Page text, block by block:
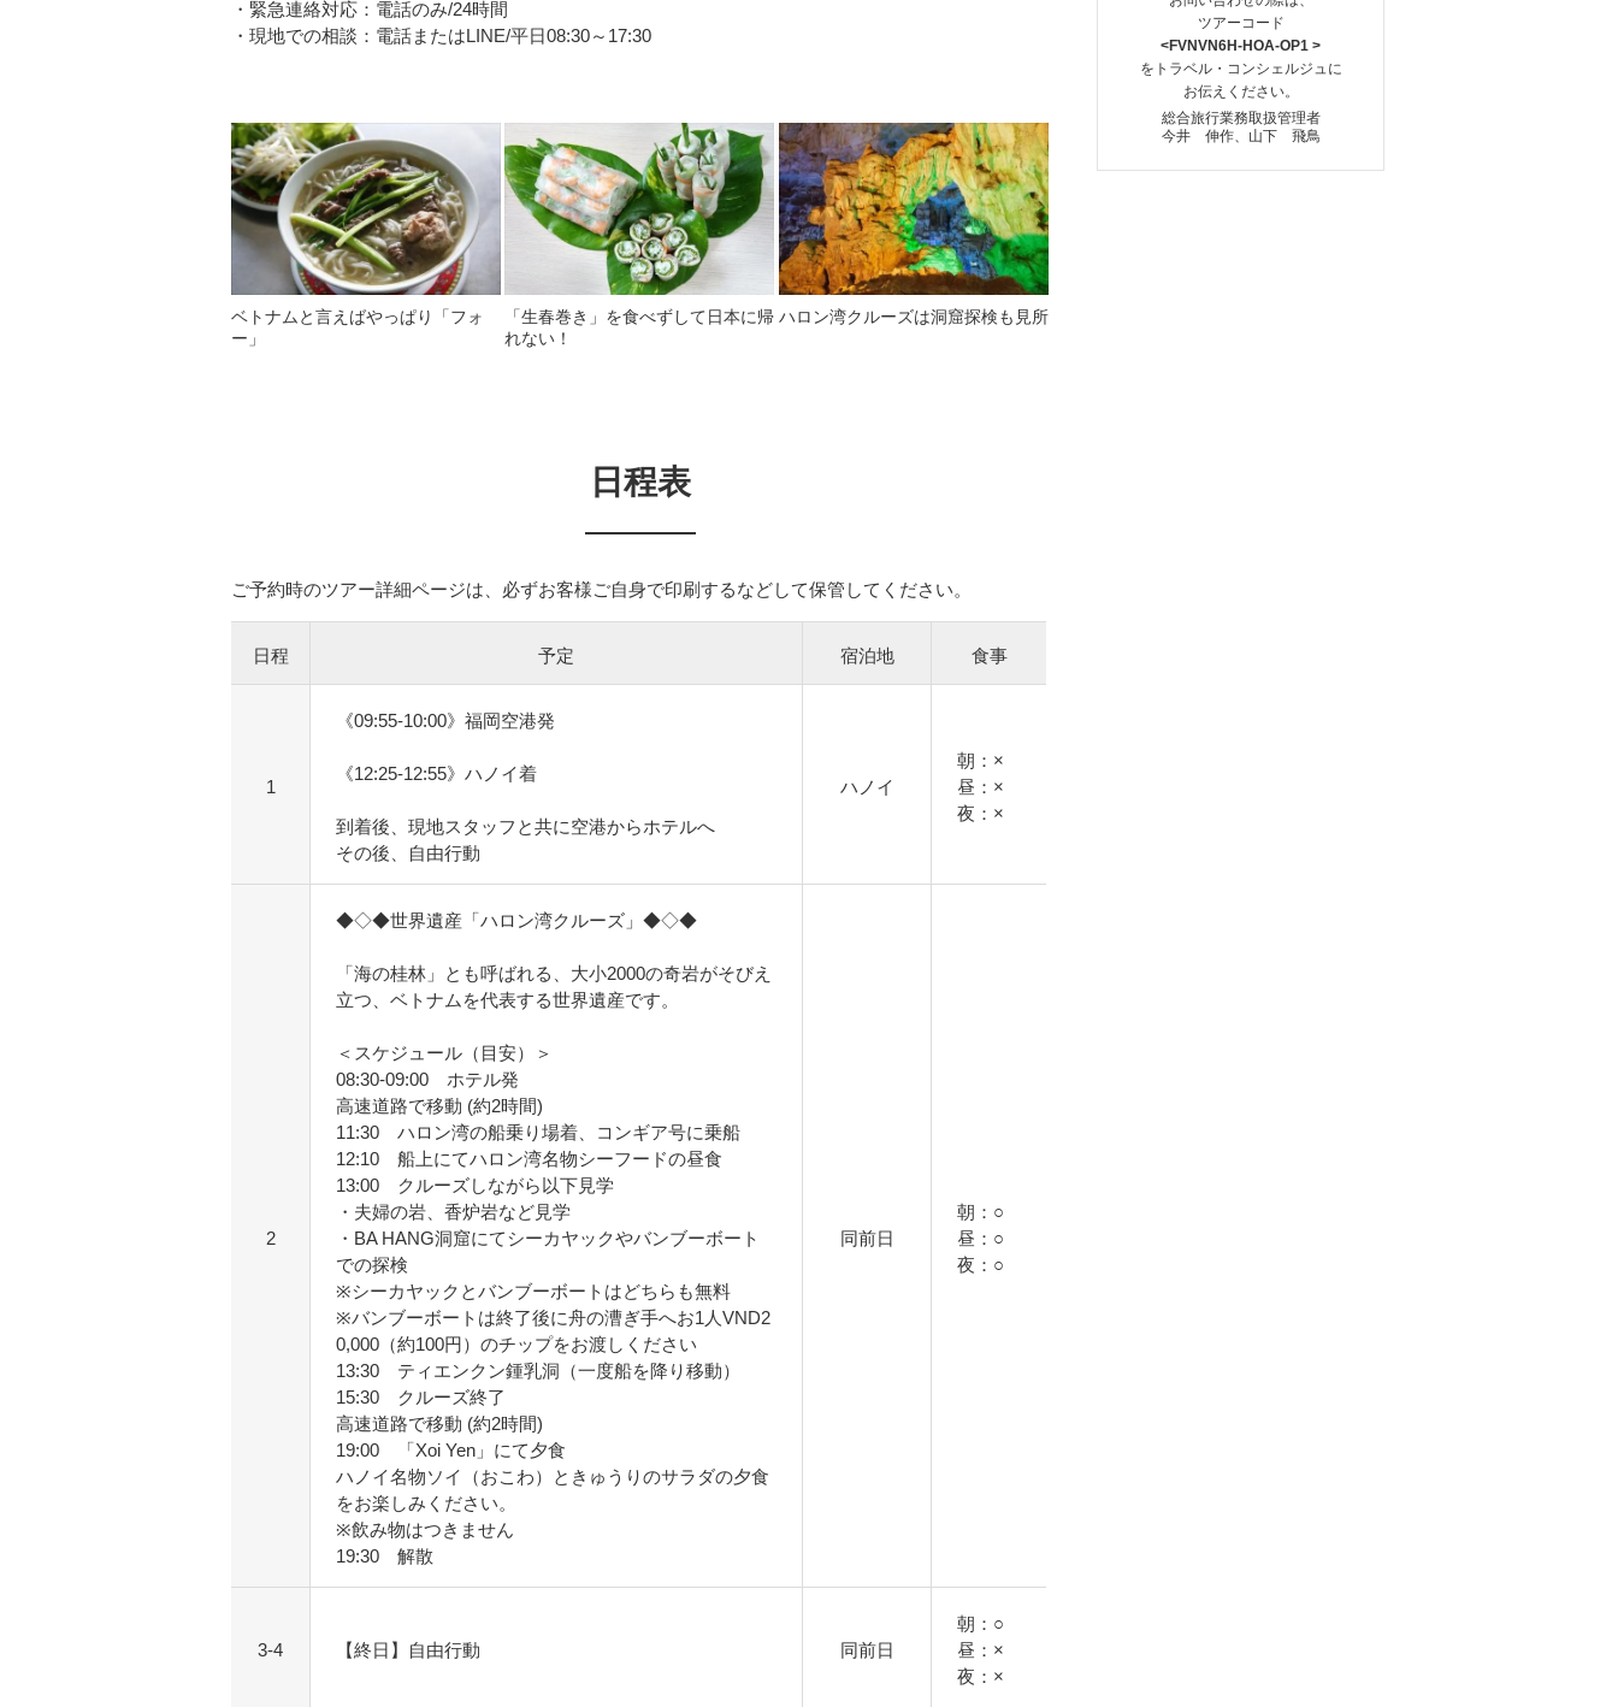
・緊急連絡対応：電話のみ/24時間
・現地での相談：電話またはLINE/平日08:30～17:30
ベトナムと言えばやっぱり「フォ
ー」
「生春巻き」を食べずして日本に帰
れない！
ハロン湾クルーズは洞窟探検も見所
日程表
ご予約時のツアー詳細ページは、必ずお客様ご自身で印刷するなどして保管してください。
日程 予定 宿泊地 食事
1
《09:55-10:00》福岡空港発
《12:25-12:55》ハノイ着
到着後、現地スタッフと共に空港からホテルへ
その後、自由行動
ハノイ
朝：×
昼：×
夜：×
2
◆◇◆世界遺産「ハロン湾クルーズ」◆◇◆
「海の桂林」とも呼ばれる、大小2000の奇岩がそびえ
立つ、ベトナムを代表する世界遺産です。
＜スケジュール（目安）＞
08:30-09:00 ホテル発
高速道路で移動 (約2時間)
11:30 ハロン湾の船乗り場着、コンギア号に乗船
12:10 船上にてハロン湾名物シーフードの昼食
13:00 クルーズしながら以下見学
・夫婦の岩、香炉岩など見学
・BA HANG洞窟にてシーカヤックやバンブーボート
での探検
※シーカヤックとバンブーボートはどちらも無料
※バンブーボートは終了後に舟の漕ぎ手へお1人VND2
0,000（約100円）のチップをお渡しください
13:30 ティエンクン鍾乳洞（一度船を降り移動）
15:30 クルーズ終了
高速道路で移動 (約2時間)
19:00 「Xoi Yen」にて夕食
ハノイ名物ソイ（おこわ）ときゅうりのサラダの夕食
をお楽しみください。
※飲み物はつきません
19:30 解散
同前日
朝：○
昼：○
夜：○
3-4 【終日】自由行動 同前日
朝：○
昼：×
夜：×
ツアーコード
<FVNVN6H-HOA-OP1 >
をトラベル・コンシェルジュに
お伝えください。
総合旅行業務取扱管理者
今井 伸作、山下 飛鳥